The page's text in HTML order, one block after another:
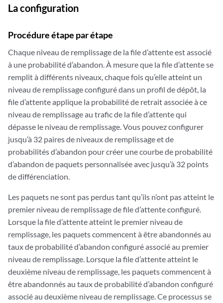
La configuration
Procédure étape par étape
Chaque niveau de remplissage de la file d’attente est associé
à une probabilité d’abandon. À mesure que la file d’attente se
remplit à différents niveaux, chaque fois qu’elle atteint un
niveau de remplissage configuré dans un profil de dépôt, la
file d’attente applique la probabilité de retrait associée à ce
niveau de remplissage au trafic de la file d’attente qui
dépasse le niveau de remplissage. Vous pouvez configurer
jusqu’à 32 paires de niveaux de remplissage et de
probabilités d’abandon pour créer une courbe de probabilité
d’abandon de paquets personnalisée avec jusqu’à 32 points
de différenciation.
Les paquets ne sont pas perdus tant qu’ils n’ont pas atteint le
premier niveau de remplissage de file d’attente configuré.
Lorsque la file d’attente atteint le premier niveau de
remplissage, les paquets commencent à être abandonnés au
taux de probabilité d’abandon configuré associé au premier
niveau de remplissage. Lorsque la file d’attente atteint le
deuxième niveau de remplissage, les paquets commencent à
être abandonnés au taux de probabilité d’abandon configuré
associé au deuxième niveau de remplissage. Ce processus se